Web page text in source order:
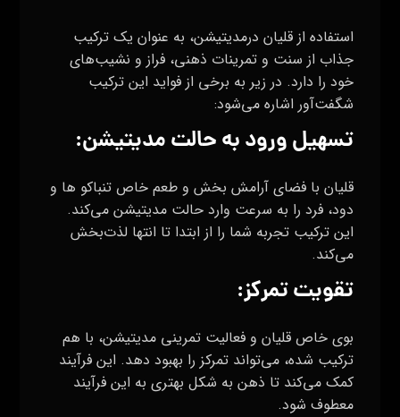
استفاده از قلیان درمدیتیشن، به عنوان یک ترکیب
جذاب از سنت و تمرینات ذهنی، فراز و نشیب‌های
خود را دارد. در زیر به برخی از فواید این ترکیب
شگفت‌آور اشاره می‌شود:
تسهیل ورود به حالت مدیتیشن:
قلیان با فضای آرامش بخش و طعم خاص تنباکو ها و
دود، فرد را به سرعت وارد حالت مدیتیشن می‌کند.
این ترکیب تجربه شما را از ابتدا تا انتها لذت‌بخش
می‌کند.
تقویت تمرکز:
بوی خاص قلیان و فعالیت تمرینی مدیتیشن، با هم
ترکیب شده، می‌تواند تمرکز را بهبود دهد. این فرآیند
کمک می‌کند تا ذهن به شکل بهتری به این فرآیند
معطوف شود.